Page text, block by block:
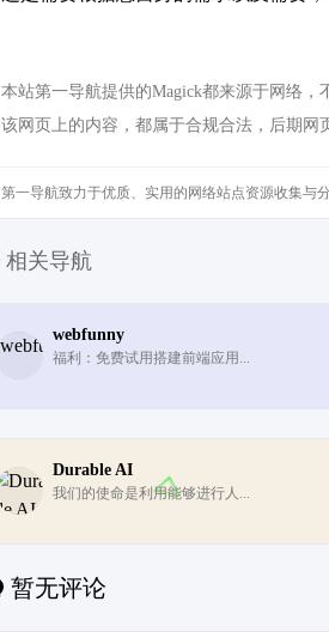
本站第一导航提供的Magick都来源于网络，
该网页上的内容，都属于合规合法，后期网
第一导航致力于优质、实用的网络站点资源收集与分
相关导航
webfunny
福利：免费试用搭建前端应用...
Durable AI
我们的使命是利用能够进行人...
暂无评论